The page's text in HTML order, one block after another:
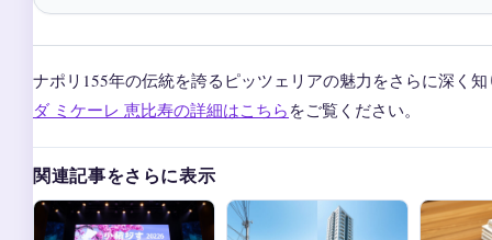
ナポリ155年の伝統を誇るピッツェリアの魅力をさらに深く
ダ ミケーレ 恵比寿の詳細はこちら をご覧ください。
関連記事をさらに表示